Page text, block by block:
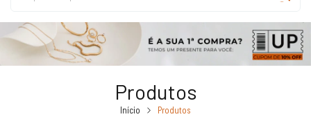
Produtos
Início Produtos